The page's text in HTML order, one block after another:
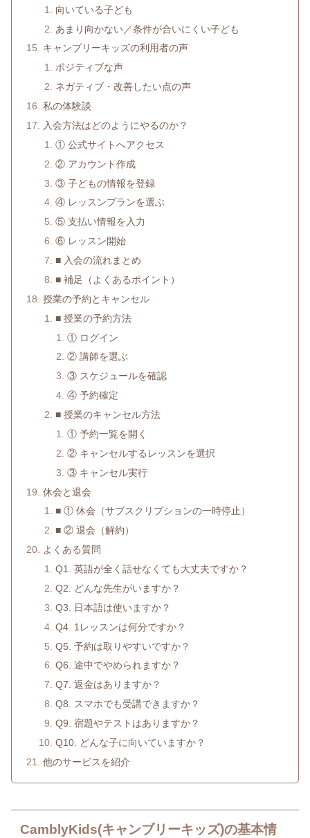
向いている子ども
あまり向かない／条件が合いにくい子ども
キャンブリーキッズの利用者の声
ポジティブな声
ネガティブ・改善したい点の声
私の体験談
入会方法はどのようにやるのか？
① 公式サイトへアクセス
② アカウント作成
③ 子どもの情報を登録
④ レッスンプランを選ぶ
⑤ 支払い情報を入力
⑥ レッスン開始
■ 入会の流れまとめ
■ 補足（よくあるポイント）
授業の予約とキャンセル
■ 授業の予約方法
① ログイン
② 講師を選ぶ
③ スケジュールを確認
④ 予約確定
■ 授業のキャンセル方法
① 予約一覧を開く
② キャンセルするレッスンを選択
③ キャンセル実行
休会と退会
■ ① 休会（サブスクリプションの一時停止）
■ ② 退会（解約）
よくある質問
Q1. 英語が全く話せなくても大丈夫ですか？
Q2. どんな先生がいますか？
Q3. 日本語は使いますか？
Q4. 1レッスンは何分ですか？
Q5. 予約は取りやすいですか？
Q6. 途中でやめられますか？
Q7. 返金はありますか？
Q8. スマホでも受講できますか？
Q9. 宿題やテストはありますか？
Q10. どんな子に向いていますか？
他のサービスを紹介
CamblyKids(キャンブリーキッズ)の基本情